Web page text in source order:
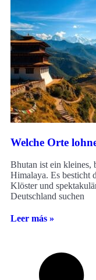
Welche Orte
Bhutan ist ein kleines,
Himalaya. Es besticht
Klöster und
Deutschland suchen
Leer más »